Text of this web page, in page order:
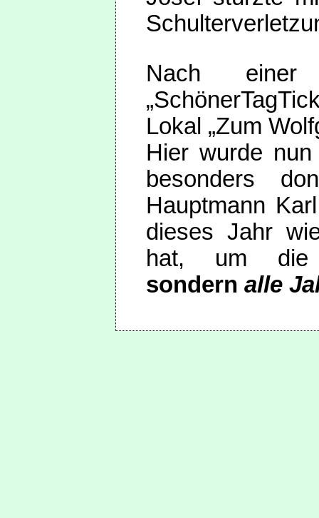
Nach
Lokal „Zum
Hier wurde
besonders
Hauptmann
dieses Jahr
hat, um die
sondern alle